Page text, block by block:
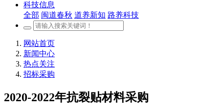
科技信息
全部 闽道春秋 道养新知 路养科技
网站首页
新闻中心
热点关注
招标采购
2020-2022年抗裂贴材料采购